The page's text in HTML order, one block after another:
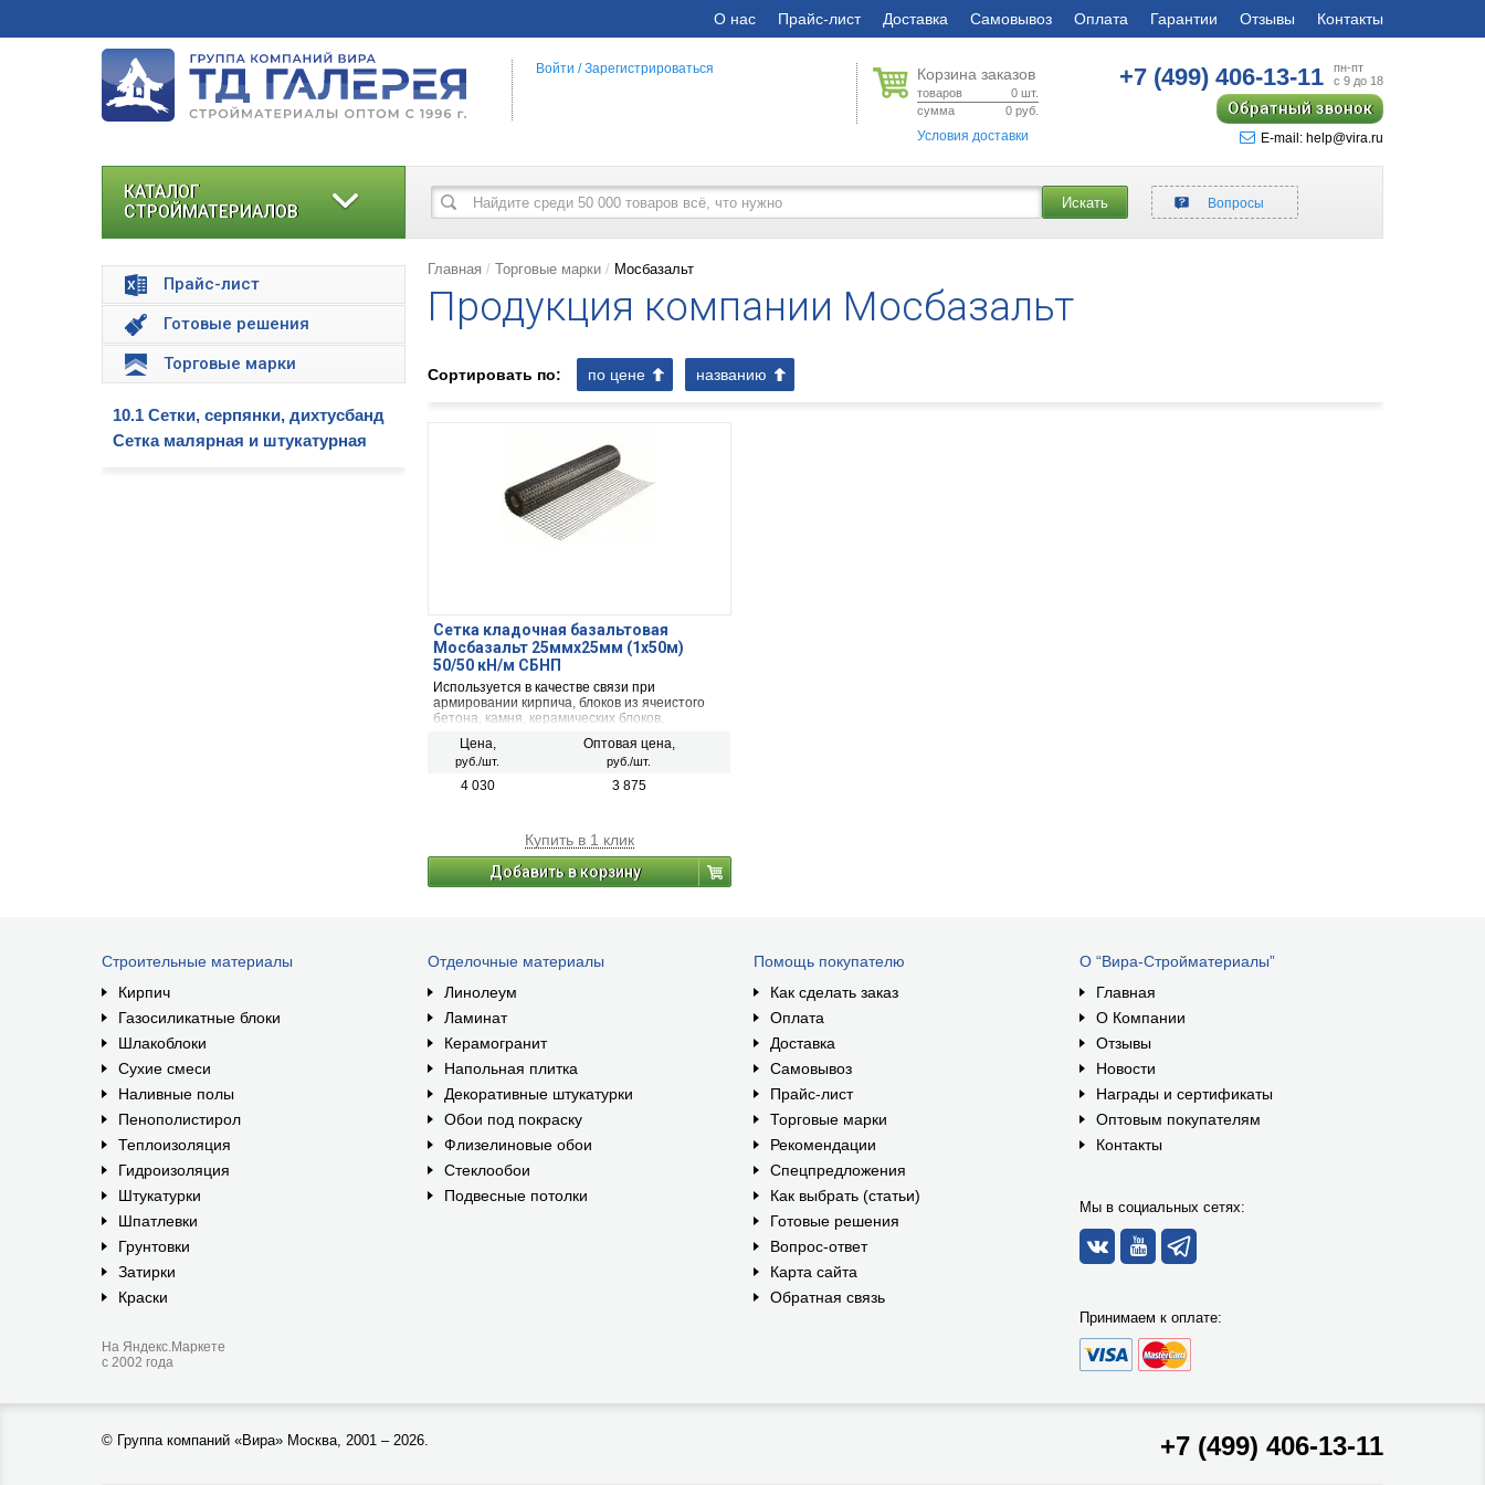
О нас Прайс-лист Доставка Самовывоз Оплата Гарантии Отзывы Контакты
Корзина заказов
товаров 0 шт.
сумма
0 руб.
Условия доставки
+7 (499)406-13-11
пн-пт
с 9 до 18
Обратный звонок
E-mail: help@vira.ru
Войти /Зарегистрироваться
КАТАЛОГ
СТРОЙМАТЕРИАЛОВ
Прайс-лист
Готовые решения
Торговые марки
10.1 Сетки, серпянки, дихтусбанд
Сетка малярная и штукатурная
Искать Вопросы
Главная Торговые марки Мосбазальт
Продукция компании Мосбазальт
Сортировать по: по цене названию
Сетка кладочная базальтовая
Мосбазальт 25ммх25мм (1х50м)
50/50 кН/м СБНП
Используется в качестве связи при
армировании кирпича, блоков из ячеистого
бетона, камня, керамических блоков,
применением блока и кирпича, а также для
армирования стяжки пола.
Цена,
руб./шт.
Оптовая цена,
руб./шт.
4 030 3 875
Купить в 1 клик
Добавить в корзину
Строительные материалы
Кирпич
Газосиликатные блоки
Шлакоблоки
Сухие смеси
Наливные полы
Пенополистирол
Теплоизоляция
Гидроизоляция
Штукатурки
Шпатлевки
Грунтовки
Затирки
Краски
На Яндекс.Маркете
с 2002 года
Отделочные материалы
Линолеум
Ламинат
Керамогранит
Напольная плитка
Декоративные штукатурки
Обои под покраску
Флизелиновые обои
Стеклообои
Подвесные потолки
Помощь покупателю
Как сделать заказ
Оплата
Доставка
Самовывоз
Прайс-лист
Торговые марки
Рекомендации
Спецпредложения
Как выбрать (статьи)
Готовые решения
Вопрос-ответ
Карта сайта
Обратная связь
О “Вира-Стройматериалы”
Главная
О Компании
Отзывы
Новости
Награды и сертификаты
Оптовым покупателям
Контакты
Мы в социальных сетях:
Принимаем к оплате:
© Группа компаний «Вира» Москва, 2001 – 2026. +7 (499) 406-13-11